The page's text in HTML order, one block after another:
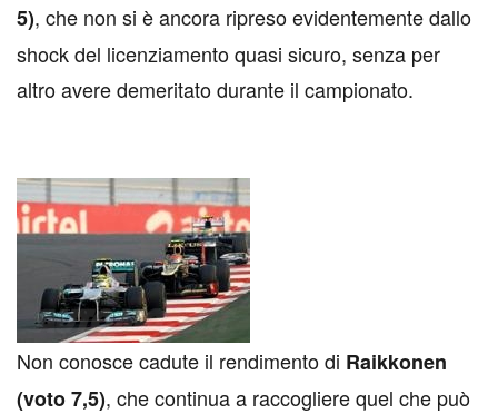
5), che non si è ancora ripreso evidentemente dallo
shock del licenziamento quasi sicuro, senza per
altro avere demeritato durante il campionato.
Non conosce cadute il rendimento di Raikkonen
(voto 7,5), che continua a raccogliere quel che può